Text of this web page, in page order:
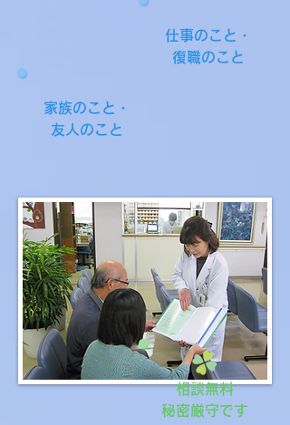
仕事のこと・
復職のこと
家族のこと・
友人のこと
相談無料
​秘密厳守です